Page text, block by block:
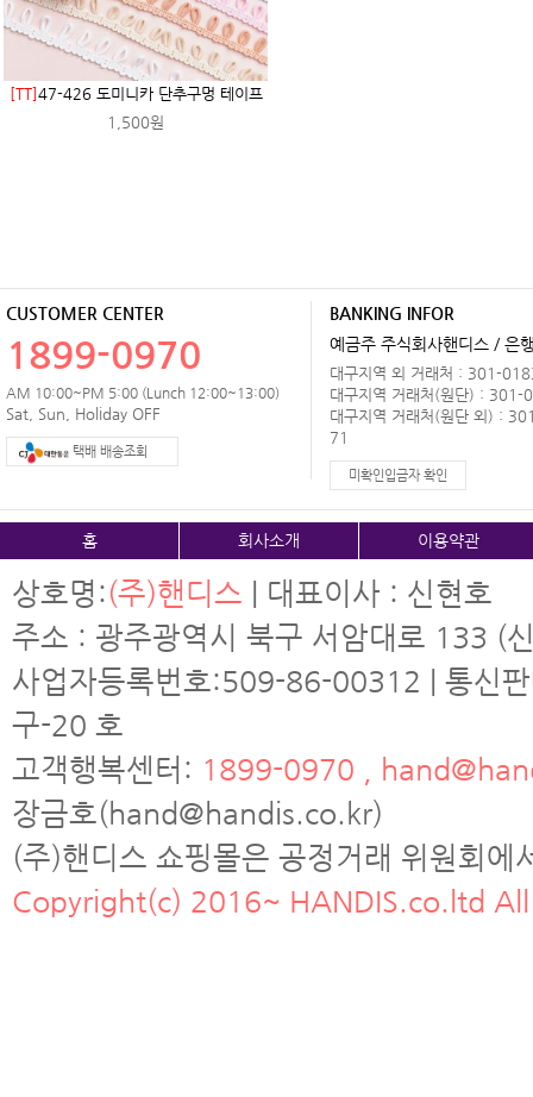
[TT]47-426 도미니카 단추구멍 테이프
1,500원
CUSTOMER CENTER
1899-0970
AM 10:00~PM 5:00 (Lunch 12:00~13:00)
Sat, Sun, Holiday OFF
택배 배송조회
BANKING INFOR
예금주 주식회사핸디스 / 은
대구지역 외 거래처 : 301-
대구지역 거래처(원단) :
대구지역 거래처(원단 외) :
71
미확인입금자 확인
홈 회사소개 이용약관
상호명:(주)핸디스 | 대표이사 : 신현호
주소 : 광주광역시 북구 서암대로 133 (
사업자등록번호:509-86-00312 | 통신
구-20 호
고객행복센터: 1899-0970 ,
장금호(hand@handis.co.kr)
(주)핸디스 쇼핑몰은 공정거래 위원회
Copyright(c) 2016~ HANDIS.co.ltd